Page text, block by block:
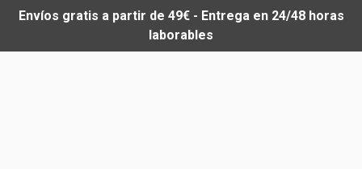
Envíos gratis a partir de 49€ - Entrega en 24/48 horas
laborables